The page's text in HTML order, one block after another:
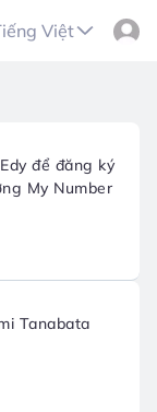
Việt
để đăng ký
My Number
Tanabata